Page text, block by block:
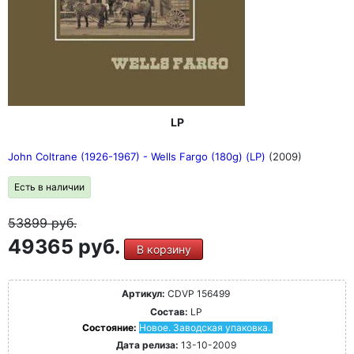
LP
John Coltrane (1926-1967) - Wells Fargo (180g) (LP) (2009)
Есть в наличии
53899руб.
49365 руб. В корзину
Артикул: CDVP 156499
Состав: LP
Состояние: Новое. Заводская упаковка.
Дата релиза: 13-10-2009